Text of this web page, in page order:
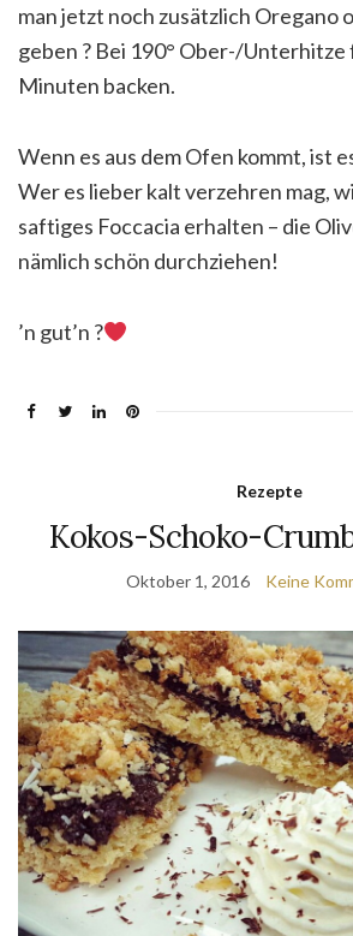
man jetzt noch zusätzlich Oregano
geben ? Bei 190° Ober-/Unterhitze
Minuten backen.
Wenn es aus dem Ofen kommt, ist
Wer es lieber kalt verzehren mag,
saftiges Foccacia erhalten – die
nämlich schön durchziehen!
’n gut’n ?
Rezepte
Kokos-Schoko-
Oktober 1, 2016 Keine